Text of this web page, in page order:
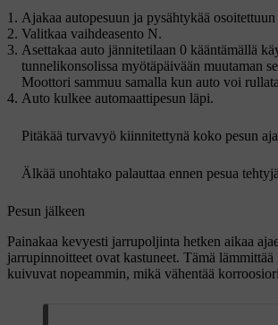
Ajakaa autopesuun ja pysähtykää
Valitkaa vaihdeasento N.
Asettakaa auto jännitetilaan 0 kääntämällä
tunnelikonsolissa myötäpäivään muutaman
Moottori sammuu samalla kun auto voi
Auto kulkee automaattipesun läpi.
Pitäkää turvavyö kiinnitettynä koko pesun
Älkää unohtako palauttaa ennen pesua
Pesun jälkeen
Painakaa kevyesti jarrupoljinta hetken aikaa
jarrupinnoitteet ovat kastuneet. Tämä
kuivuvat nopeammin, mikä vähentää